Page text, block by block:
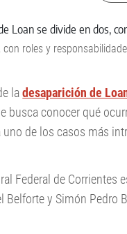
roles y
ladesaparición de
busca conocer qué
de los casos más
Federal de Corrientes
Belforte y Simón Pedro